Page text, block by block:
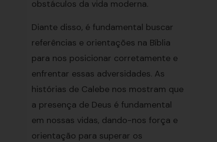
obstáculos da vida moderna.
Diante disso, é fundamental buscar
referências e orientações na Bíblia
para nos posicionar corretamente e
enfrentar essas adversidades. As
histórias de Calebe nos mostram que
a presença de Deus é fundamental
em nossas vidas, dando-nos força e
orientação para superar os